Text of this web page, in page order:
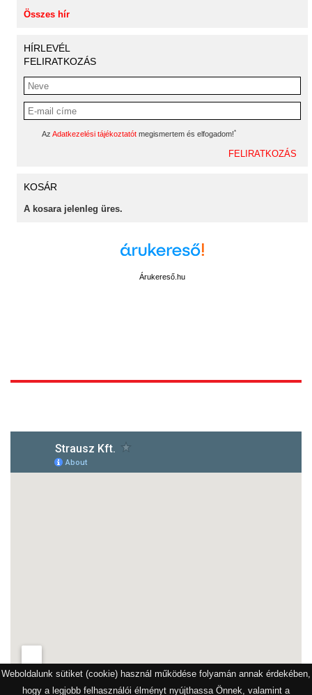
Weboldalunk sütiket (cookie) használ működése folyamán annak érdekében,
hogy a legjobb felhasználói élményt nyújthassa Önnek, valamint a
Összes hír
HÍRLEVÉL
FELIRATKOZÁS
Az Adatkezelési tájékoztatót megismertem és elfogadom!*
KOSÁR
A kosara jelenleg üres.
Árukereső.hu